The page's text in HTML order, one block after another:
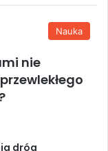
Nauka
nie
dróg